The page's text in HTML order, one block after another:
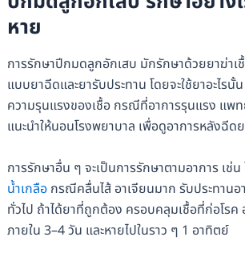
หาย
การรักษาปีกมดลูกอักเสบ มักรักษาด้วยยาฆ่าเ
แบบยาฉีดและยารับประทาน โดยจะใช้ยาอะไร
ความรุนแรงของเชื้อ กรณีที่อาการรุนแรง แพท
แนะนำให้นอนโรงพยาบาล เพื่อดูอาการหลังฉีด
การรักษาอื่น ๆ จะเป็นการรักษาตามอาการ เช่
น้ำเกลือกรณีคลื่นไส้ อาเจียนมาก รับประทานอ
ทั่วไป ถ้าได้ยาที่ถูกต้อง ครอบคลุมเชื้อที่ก่อโรค
ภายใน 3–4 วัน และหายไปในราว ๆ 1 อาทิตย์